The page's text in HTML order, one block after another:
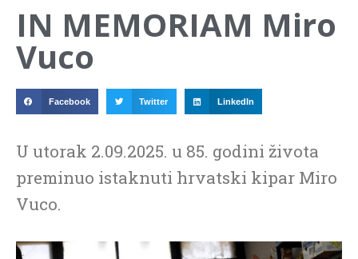
IN MEMORIAM Miro
Vuco
Facebook Twitter LinkedIn
U utorak 2.09.2025. u 85. godini života
preminuo istaknuti hrvatski kipar Miro
Vuco.
▼
▼